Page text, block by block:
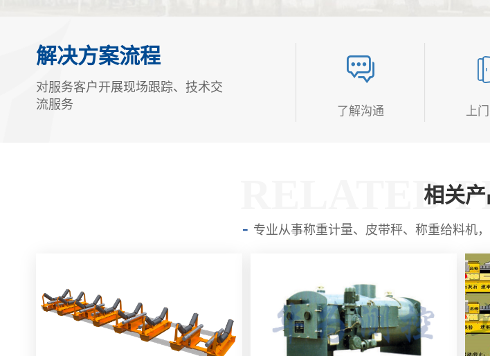
解决方案流程
对服务客户开展现场跟踪、技术交
流服务
了解沟通 上
相关产
专业从事称重计量、皮带秤、称重给料机
RELATED